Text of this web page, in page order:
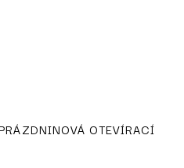
OTEVÍRACÍ